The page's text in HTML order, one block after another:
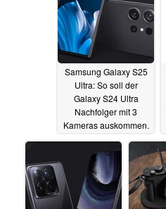
Samsung Galaxy S25
Ultra: So soll der
Galaxy S24 Ultra
Nachfolger mit 3
Kameras auskommen.
14.05.2024